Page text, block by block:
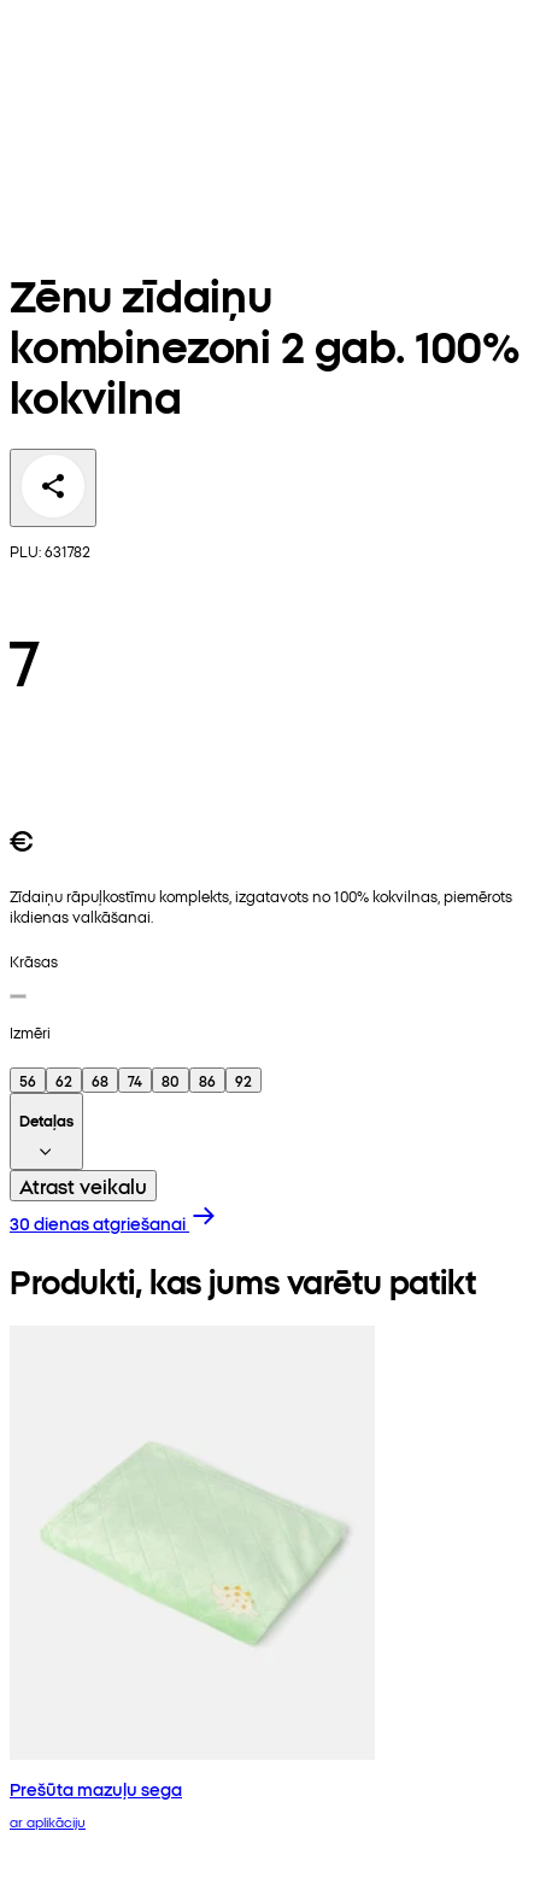
Zēnu zīdaiņu
kombinezoni 2 gab. 100%
kokvilna
PLU: 631782
7
€
Zīdaiņu rāpuļkostīmu komplekts, izgatavots no 100% kokvilnas, piemērots
ikdienas valkāšanai.
Krāsas
Izmēri
56 62 68 74 80 86
92
Detaļas
Atrast veikalu
30 dienas atgriešanai
Produkti, kas jums varētu patikt
Prešūta mazuļu sega
ar aplikāciju